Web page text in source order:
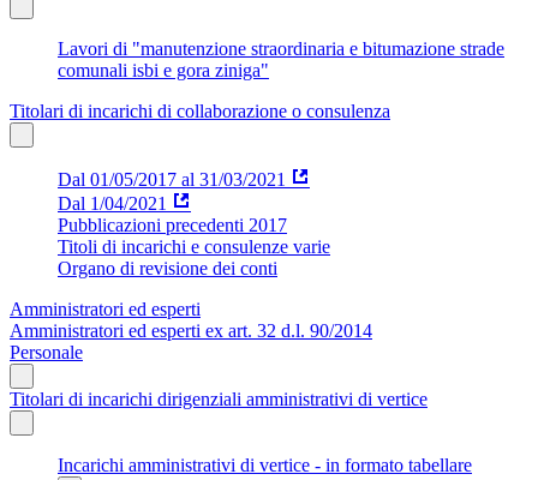
Lavori di "manutenzione straordinaria e bitumazione strade
comunali isbi e gora ziniga"
Titolari di incarichi di collaborazione o consulenza
Dal 01/05/2017 al 31/03/2021
Dal 1/04/2021
Pubblicazioni precedenti 2017
Titoli di incarichi e consulenze varie
Organo di revisione dei conti
Amministratori ed esperti
Amministratori ed esperti ex art. 32 d.l. 90/2014
Personale
Titolari di incarichi dirigenziali amministrativi di vertice
Incarichi amministrativi di vertice - in formato tabellare